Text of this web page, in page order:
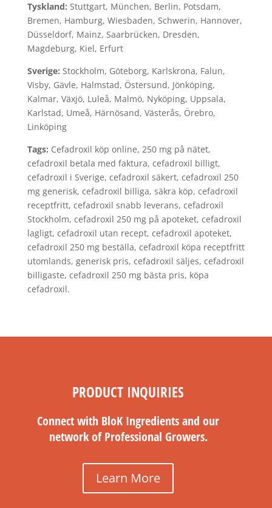
Tyskland: Stuttgart, München, Berlin, Potsdam,
Bremen, Hamburg, Wiesbaden, Schwerin, Hannover,
Düsseldorf, Mainz, Saarbrücken, Dresden,
Magdeburg, Kiel, Erfurt
Sverige: Stockholm, Göteborg, Karlskrona, Falun,
Visby, Gävle, Halmstad, Östersund, Jönköping,
Kalmar, Växjö, Luleå, Malmö, Nyköping, Uppsala,
Karlstad, Umeå, Härnösand, Västerås, Örebro,
Linköping
Tags: Cefadroxil köp online, 250 mg på nätet,
cefadroxil betala med faktura, cefadroxil billigt,
cefadroxil i Sverige, cefadroxil säkert, cefadroxil 250
mg generisk, cefadroxil billiga, säkra köp, cefadroxil
receptfritt, cefadroxil snabb leverans, cefadroxil
Stockholm, cefadroxil 250 mg på apoteket, cefadroxil
lagligt, cefadroxil utan recept, cefadroxil apoteket,
cefadroxil 250 mg beställa, cefadroxil köpa receptfritt
utomlands, generisk pris, cefadroxil säljes, cefadroxil
billigaste, cefadroxil 250 mg bästa pris, köpa
cefadroxil.
PRODUCT INQUIRIES
Connect with BloK Ingredients and our
network of Professional Growers.
Learn More